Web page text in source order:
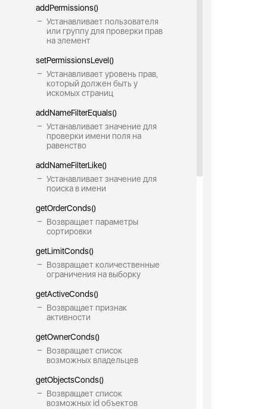
addPermissions()
Устанавливает пользователя
или группу для проверки прав
на элемент
setPermissionsLevel()
Устанавливает уровень прав,
который должен быть у
искомых страниц
addNameFilterEquals()
Устанавливает значение для
проверки имени поля на
равенство
addNameFilterLike()
Устанавливает значение для
поиска в имени
getOrderConds()
Возвращает параметры
сортировки
getLimitConds()
Возвращает количественные
ограничения на выборку
getActiveConds()
Возвращает признак
активности
getOwnerConds()
Возвращает список
возможных владельцев
getObjectsConds()
Возвращает список
возможных id объектов